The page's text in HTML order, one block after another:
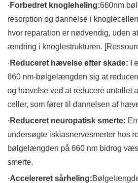
· Forbedret knogleheling:660nm
resorption og dannelse i
hvor reparation er nødvendig, uden
ændring i knoglestrukturen.
· Reduceret hævelse efter skade: I
660 nm-bølgelængden sig at
og hævelse ved at reducere antallet
celler, som fører til dannelsen af
· Reduceret neuropatisk smerte:
undersøgte iskiasnervesmerter hos
bølgelængden på 660 nm bidrog
smerte.
·Accelereret sårheling: